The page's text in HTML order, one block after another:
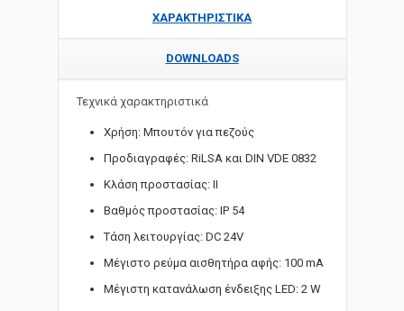
ΧΑΡΑΚΤΗΡΙΣΤΙΚΑ
DOWNLOADS
Τεχνικά χαρακτηριστικά
Χρήση: Μπουτόν για πεζούς
Προδιαγραφές: RiLSA και DIN VDE 0832
Κλάση προστασίας: II
Βαθμός προστασίας: IP 54
Τάση λειτουργίας: DC 24V
Μέγιστο ρεύμα αισθητήρα αφής: 100 mA
Μέγιστη κατανάλωση ένδειξης LED: 2 W